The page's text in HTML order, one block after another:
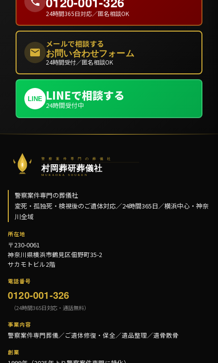
24時間365日対応／匿名相談OK
メールで相談する
お問い合わせフォーム
24時間受付／匿名相談OK
LINE LINEで相談する
24時間受付中
警察案件専門の葬儀社
変死・孤独死・検視後のご遺体対応／24時間365日／横浜中心・神奈
川全域
所在地
〒230-0061
神奈川県横浜市鶴見区佃野町35-2
サカモトビル2階
電話番号
0120-001-326
（24時間365日対応・通話無料）
事業内容
警察案件専門葬儀／ご遺体修復・保全／遺品整理／遺骨散骨
創業